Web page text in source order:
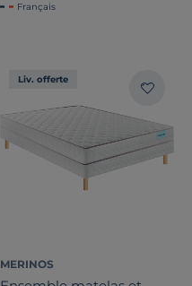
Français
Liv. offerte
MERINOS